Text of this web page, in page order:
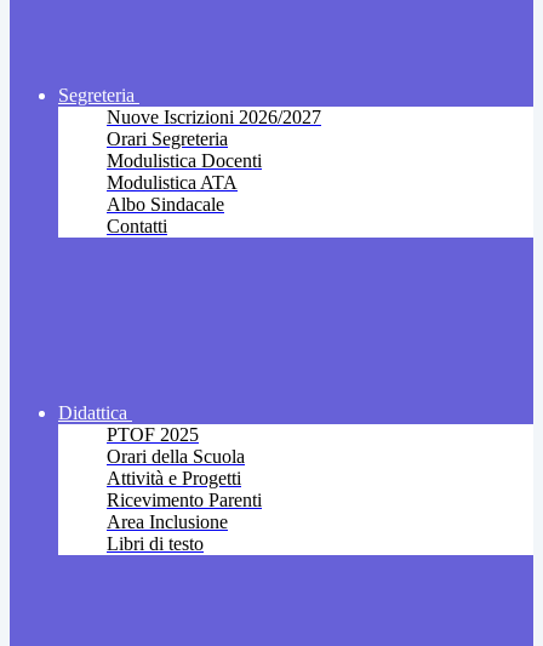
Segreteria
Nuove Iscrizioni 2026/2027
Orari Segreteria
Modulistica Docenti
Modulistica ATA
Albo Sindacale
Contatti
Didattica
PTOF 2025
Orari della Scuola
Attività e Progetti
Ricevimento Parenti
Area Inclusione
Libri di testo